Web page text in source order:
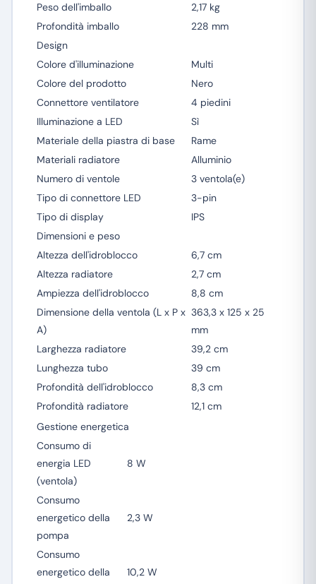
Peso dell'imballo
2,17 kg
Profondità imballo
228 mm
Design
Colore d'illuminazione
Multi
Colore del prodotto
Nero
Connettore ventilatore
4 piedini
Illuminazione a LED
Sì
Materiale della piastra di base
Rame
Materiali radiatore
Alluminio
Numero di ventole
3 ventola(e)
Tipo di connettore LED
3-pin
Tipo di display
IPS
Dimensioni e peso
Altezza dell'idroblocco
6,7 cm
Altezza radiatore
2,7 cm
Ampiezza dell'idroblocco
8,8 cm
Dimensione della ventola (L x P x
A)
363,3 x 125 x 25
mm
Larghezza radiatore
39,2 cm
Lunghezza tubo
39 cm
Profondità dell'idroblocco
8,3 cm
Profondità radiatore
12,1 cm
Gestione energetica
Consumo di
energia LED
(ventola)
8 W
Consumo
energetico della
pompa
2,3 W
Consumo
energetico della
10,2 W